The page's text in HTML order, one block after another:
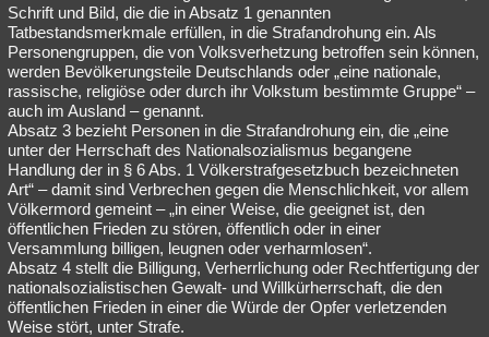
Schrift und Bild, die die in Absatz 1 genannten
Tatbestandsmerkmale erfüllen, in die Strafandrohung ein. Als
Personengruppen, die von Volksverhetzung betroffen sein können,
werden Bevölkerungsteile Deutschlands oder „eine nationale,
rassische, religiöse oder durch ihr Volkstum bestimmte Gruppe“ –
auch im Ausland – genannt.
Absatz 3 bezieht Personen in die Strafandrohung ein, die „eine
unter der Herrschaft des Nationalsozialismus begangene
Handlung der in § 6 Abs. 1 Völkerstrafgesetzbuch bezeichneten
Art“ – damit sind Verbrechen gegen die Menschlichkeit, vor allem
Völkermord gemeint – „in einer Weise, die geeignet ist, den
öffentlichen Frieden zu stören, öffentlich oder in einer
Versammlung billigen, leugnen oder verharmlosen“.
Absatz 4 stellt die Billigung, Verherrlichung oder Rechtfertigung der
nationalsozialistischen Gewalt- und Willkürherrschaft, die den
öffentlichen Frieden in einer die Würde der Opfer verletzenden
Weise stört, unter Strafe.